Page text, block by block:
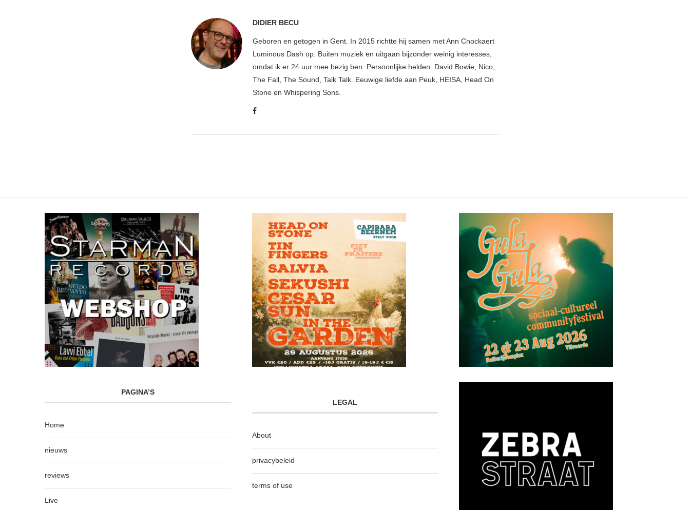
DIDIER BECU
Geboren en getogen in Gent. In 2015 richtte hij samen met Ann Cnockaert
Luminous Dash op. Buiten muziek en uitgaan bijzonder weinig interesses,
omdat ik er 24 uur mee bezig ben. Persoonlijke helden: David Bowie, Nico,
The Fall, The Sound, Talk Talk. Eeuwige liefde aan Peuk, HEISA, Head On
Stone en Whispering Sons.
PAGINA’S
Home
nieuws
reviews
Live
LEGAL
About
privacybeleid
terms of use